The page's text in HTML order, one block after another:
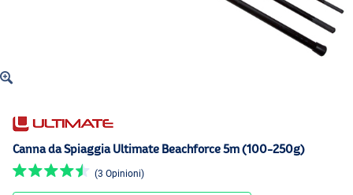
Canna da Spiaggia Ultimate Beachforce 5m (100-250g)
(3 Opinioni)